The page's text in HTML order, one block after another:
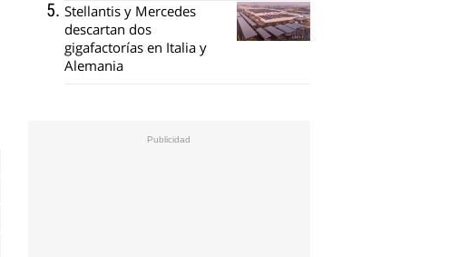
Stellantis y Mercedes
descartan dos
gigafactorías en Italia y
Alemania